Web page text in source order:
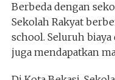
Berbeda dengan
Sekolah Rakyat
school. Seluruh
juga mendapatkan